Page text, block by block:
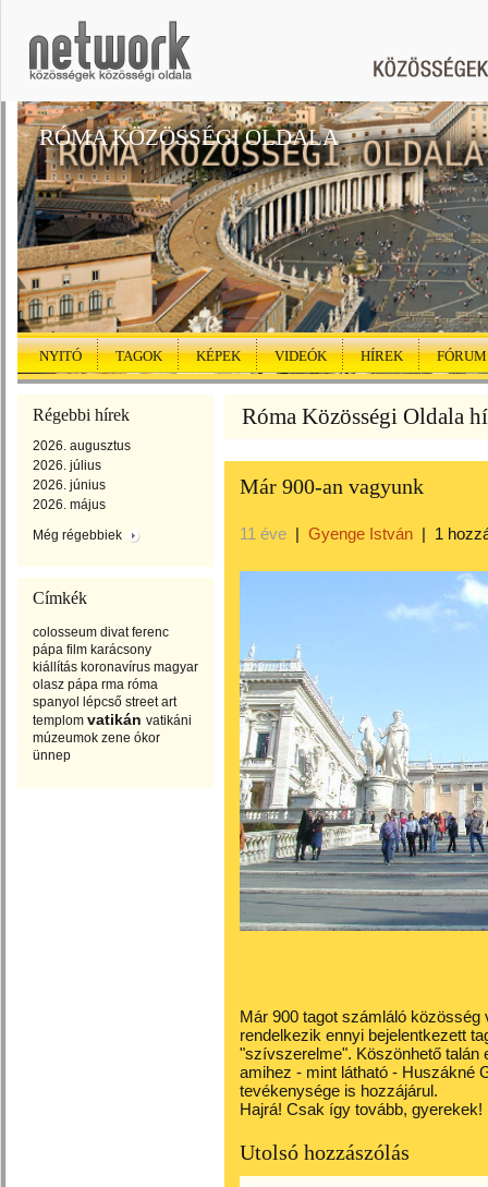
RÓMA KÖZÖSSÉGI OLDALA
NYITÓ TAGOK KÉPEK VIDEÓK HÍREK FÓRUM
Régebbi hírek
2026. augusztus
2026. július
2026. június
2026. május
Még régebbiek
Címkék
colosseum divat ferenc
pápa film karácsony
kiállítás koronavírus magyar
olasz pápa rma róma
spanyol lépcső street art
templom vatikán vatikáni
múzeumok zene ókor
ünnep
Róma Közösségi Oldala
Már 900-an vagyunk
11 éve | Gyenge István | 1
Már 900 tagot számláló
rendelkezik ennyi bejelentkezett
"szívszerelme". Köszönhető talán
amihez - mint látható - Huszákné
tevékenysége is hozzájárul.
Hajrá! Csak így tovább, gyerekek!
Utolsó hozzászólás